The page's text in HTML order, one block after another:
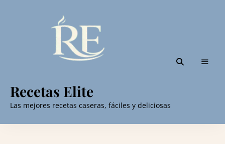
Recetas Elite
Las mejores recetas caseras, fáciles y deliciosas